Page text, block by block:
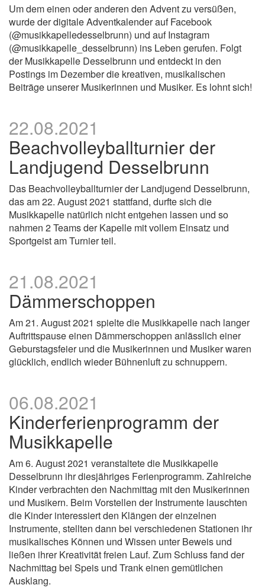
Um dem einen oder anderen den Advent zu versüßen,
wurde der digitale Adventkalender auf Facebook
(@musikkapelledesselbrunn) und auf Instagram
(@musikkapelle_desselbrunn) ins Leben gerufen. Folgt
der Musikkapelle Desselbrunn und entdeckt in den
Postings im Dezember die kreativen, musikalischen
Beiträge unserer Musikerinnen und Musiker. Es lohnt sich!
22.08.2021
Beachvolleyballturnier der
Landjugend Desselbrunn
Das Beachvolleyballturnier der Landjugend Desselbrunn,
das am 22. August 2021 stattfand, durfte sich die
Musikkapelle natürlich nicht entgehen lassen und so
nahmen 2 Teams der Kapelle mit vollem Einsatz und
Sportgeist am Turnier teil.
21.08.2021
Dämmerschoppen
Am 21. August 2021 spielte die Musikkapelle nach langer
Auftrittspause einen Dämmerschoppen anlässlich einer
Geburstagsfeier und die Musikerinnen und Musiker waren
glücklich, endlich wieder Bühnenluft zu schnuppern.
06.08.2021
Kinderferienprogramm der
Musikkapelle
Am 6. August 2021 veranstaltete die Musikkapelle
Desselbrunn ihr diesjähriges Ferienprogramm. Zahlreiche
Kinder verbrachten den Nachmittag mit den Musikerinnen
und Musikern. Beim Vorstellen der Instrumente lauschten
die Kinder interessiert den Klängen der einzelnen
Instrumente, stellten dann bei verschiedenen Stationen ihr
musikalisches Können und Wissen unter Beweis und
ließen ihrer Kreativität freien Lauf. Zum Schluss fand der
Nachmittag bei Speis und Trank einen gemütlichen
Ausklang.